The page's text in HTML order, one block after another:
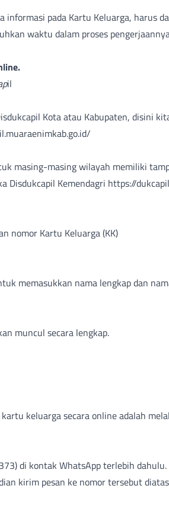
pada Kartu Keluarga, harus
waktu dalam proses
il
Kota atau Kabupaten, disini
masing-masing wilayah memiliki
Disdukcapil Kemendagri https://
nomor Kartu Keluarga (KK)
memasukkan nama lengkap dan
muncul secara lengkap.
keluarga secara online adalah
di kontak WhatsApp terlebih dahulu.
kirim pesan ke nomor tersebut